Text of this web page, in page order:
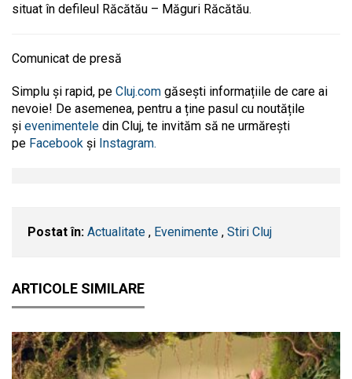
situat în defileul Răcătău – Măguri Răcătău.
Comunicat de presă
Simplu și rapid, pe Cluj.com găsești informațiile de care ai
nevoie! De asemenea, pentru a ține pasul cu noutățile
și evenimentele din Cluj, te invităm să ne urmărești
pe Facebook și Instagram.
Postat în: Actualitate , Evenimente , Stiri Cluj
ARTICOLE SIMILARE